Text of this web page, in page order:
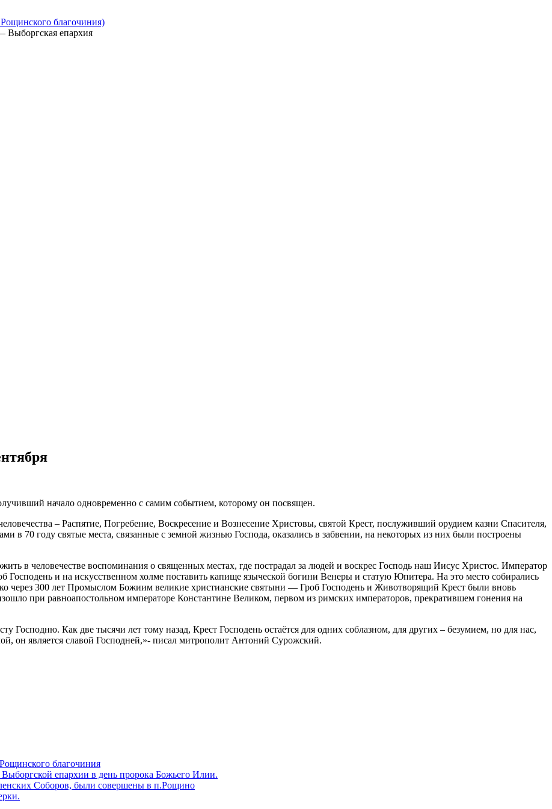
благочиния)
Выборгская епархия
начало одновременно с самим событием, которому он посвящен.
– Распятие, Погребение, Воскресение и Вознесение Христовы, святой Крест, послуживший орудием казни Спасителя,
в 70 году святые места, связанные с земной жизнью Господа, оказались в забвении, на некоторых из них были построены
в человечестве воспоминания о священных местах, где пострадал за людей и воскрес Господь наш Иисус Христос. Император
Господень и на искусственном холме поставить капище языческой богини Венеры и статую Юпитера. На это место собирались
через 300 лет Промыслом Божиим великие христианские святыни — Гроб Господень и Животворящий Крест были вновь
при равноапостольном императоре Константине Великом, первом из римских императоров, прекратившем гонения на
Господню. Как две тысячи лет тому назад, Крест Господень остаётся для одних соблазном, для других – безумием, но для нас,
он является славой Господней,»- писал митрополит Антоний Сурожский.
благочиния
епархии в день пророка Божьего Илии.
Соборов, были совершены в п.Рощино